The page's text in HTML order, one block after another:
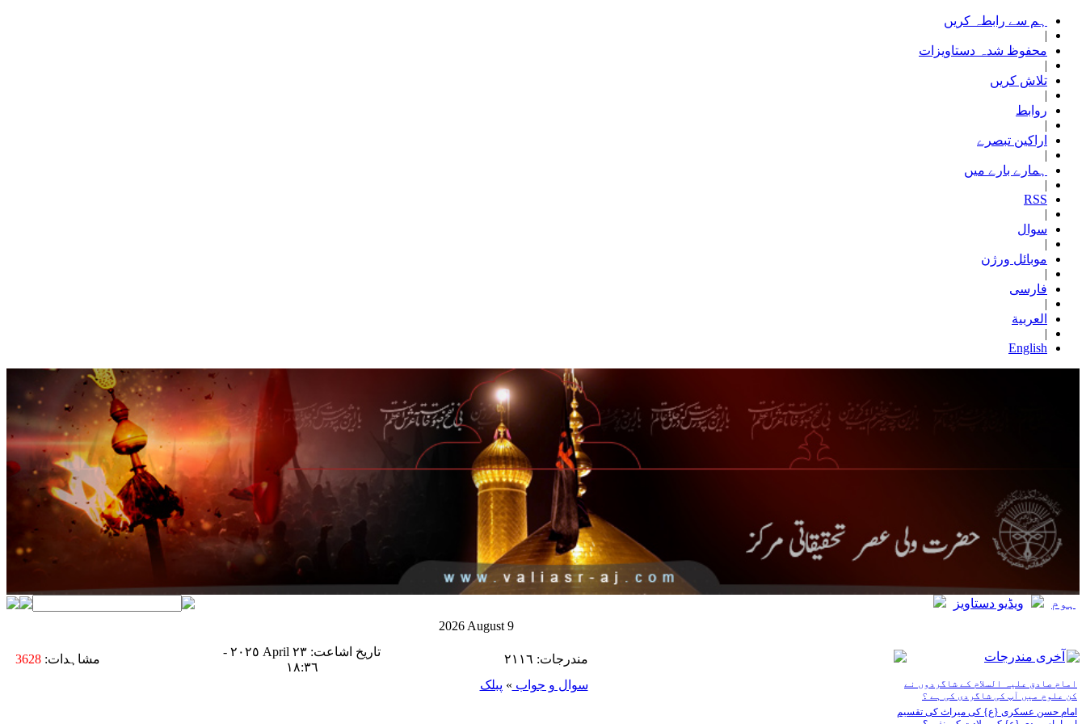
ہم سے رابطہ کریں
|
محفوظ شدہ دستاویزات
|
تلاش کریں
|
روابط
|
اراکین تبصرے
|
ہمارے بارے میں
|
RSS
|
سوال
|
موبائل ورژن
|
فارسی
|
العربیة
|
English
ہوم
ویڈیو دستاویز
2026 August 9
مندرجات: ٢١١٦
تاریخ اشاعت: ٢٣ April ٢٠٢٥ -
١٨:٣٦
مشاہدات:3628
سوال و جواب » پبلک
آخری مندرجات
امام صادق علیہ السلام کے شاگردوں نے
کن علوم میں آپ کی شاگردی کی ہے ؟
امام حسن عسکری {ع} کی میراث کی تقسیم